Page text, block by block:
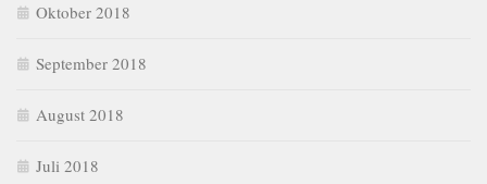
Oktober 2018
September 2018
August 2018
Juli 2018